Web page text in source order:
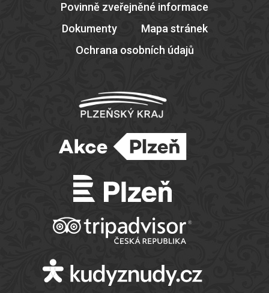
Povinně zveřejněné informace
Dokumenty
Mapa stránek
Ochrana osobních údajů